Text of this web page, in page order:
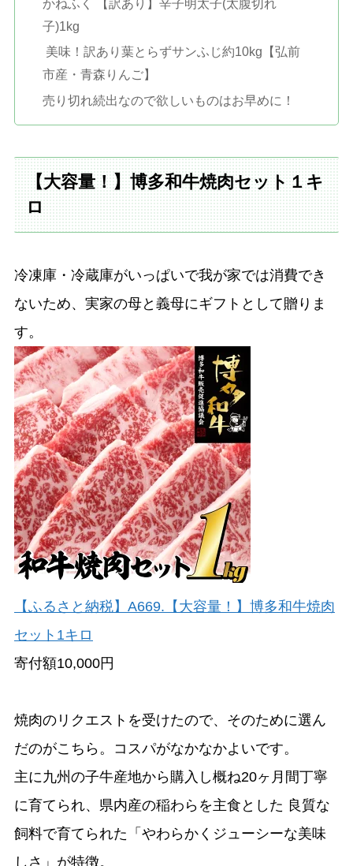
かねふく 【訳あり】辛子明太子(太腹切れ
子)1kg
美味！訳あり葉とらずサンふじ約10kg【弘前
市産・青森りんご】
売り切れ続出なので欲しいものはお早めに！
【大容量！】博多和牛焼肉セット１キ
ロ
冷凍庫・冷蔵庫がいっぱいで我が家では消費でき
ないため、実家の母と義母にギフトとして贈りま
す。
【ふるさと納税】A669.【大容量！】博多和牛焼肉
セット1キロ
寄付額10,000円
焼肉のリクエストを受けたので、そのために選ん
だのがこちら。コスパがなかなかよいです。
主に九州の子牛産地から購入し概ね20ヶ月間丁寧
に育てられ、県内産の稲わらを主食とした 良質な
飼料で育てられた「やわらかくジューシーな美味
しさ」が特徴。